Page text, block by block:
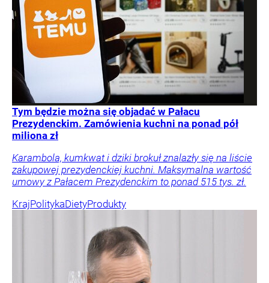
Tym będzie można się objadać w Pałacu
Prezydenckim. Zamówienia kuchni na ponad pół
miliona zł
Karambola, kumkwat i dziki brokuł znalazły się na liście
zakupowej prezydenckiej kuchni. Maksymalna wartość
umowy z Pałacem Prezydenckim to ponad 515 tys. zł.
KrajPolitykaDietyProdukty